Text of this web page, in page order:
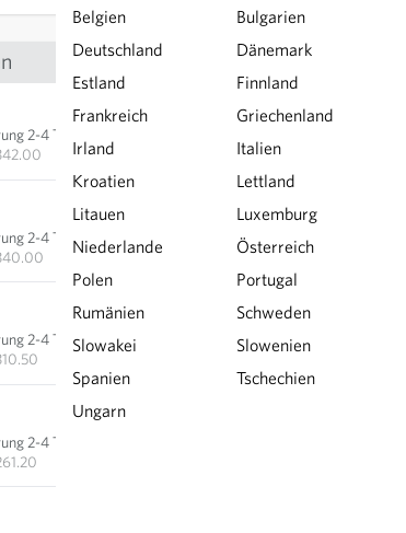
Belgien
Bulgarien
Deutschland
Dänemark
Estland
Finnland
Frankreich
Griechenland
Irland
Italien
Kroatien
Lettland
Litauen
Luxemburg
Niederlande
Österreich
Polen
Portugal
Rumänien
Schweden
Slowakei
Slowenien
Spanien
Tschechien
Ungarn
2-4 Tage
CHF 8.55
IN DEN WARENKORB
2-4 Tage
CHF 17.00
IN DEN WARENKORB
2-4 Tage
CHF 31.05
IN DEN WARENKORB
2-4 Tage